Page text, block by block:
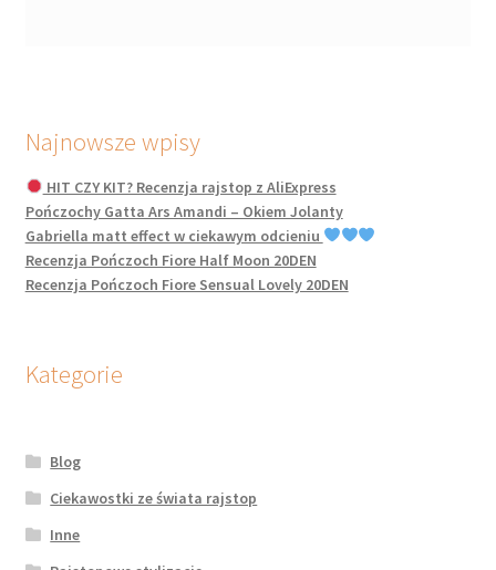
Najnowsze wpisy
HIT CZY KIT? Recenzja rajstop z AliExpress
Pończochy Gatta Ars Amandi – Okiem Jolanty
Gabriella matt effect w ciekawym odcieniu
Recenzja Pończoch Fiore Half Moon 20DEN
Recenzja Pończoch Fiore Sensual Lovely 20DEN
Kategorie
Blog
Ciekawostki ze świata rajstop
Inne